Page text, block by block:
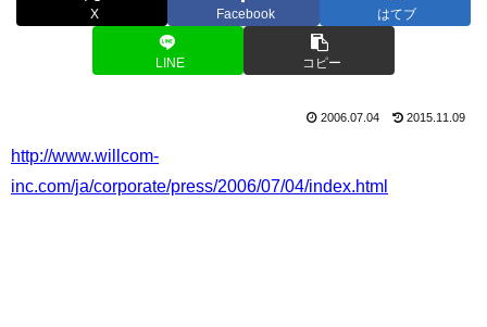
X Facebook はてブ
LINE コピー
2006.07.04 2015.11.09
http://www.willcom-
inc.com/ja/corporate/press/2006/07/04/index.html